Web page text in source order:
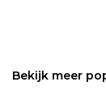
Bekijk meer